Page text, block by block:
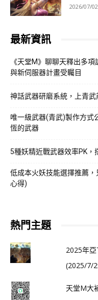
2026/07/02
最新資訊
《天堂M》聊聊天釋出多
與新伺服器計畫受矚目
神話武器研磨系統，上青武
唯一級武器(青武)製作方式
恆的武器
5種妖精近戰武器效率PK，
低成本火妖技能選擇推薦
心得)
熱門主題
2025年
(2025/7/
天堂M大